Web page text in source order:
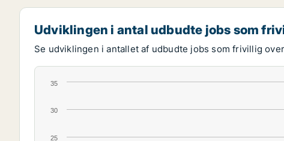
Udviklingen i antal udbudte jobs som
Se udviklingen i antallet af udbudte jobs som frivillig
25
30
35